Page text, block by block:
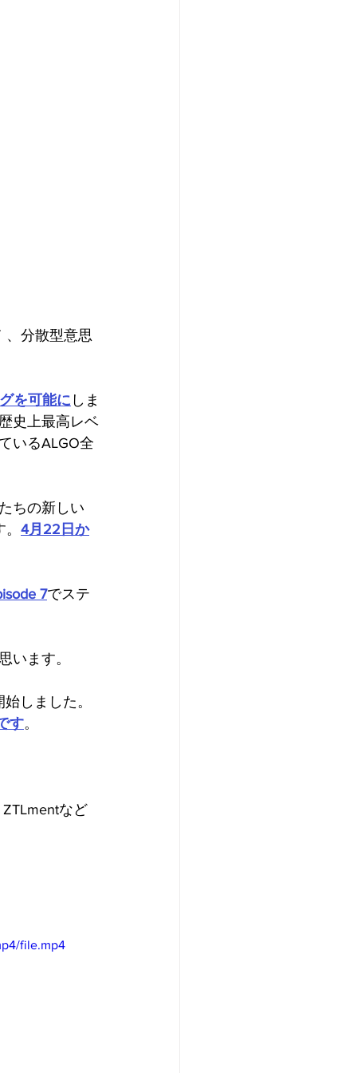
、分散型意思
を可能に しま
史上最高レベ
いるALGO全
ちの新しい
4月22日か
7でステ
います。
しました。
す。
など
file.mp4